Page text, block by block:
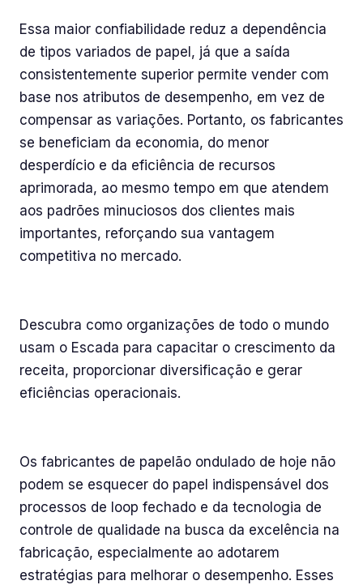
Essa maior confiabilidade reduz a dependência
de tipos variados de papel, já que a saída
consistentemente superior permite vender com
base nos atributos de desempenho, em vez de
compensar as variações. Portanto, os fabricantes
se beneficiam da economia, do menor
desperdício e da eficiência de recursos
aprimorada, ao mesmo tempo em que atendem
aos padrões minuciosos dos clientes mais
importantes, reforçando sua vantagem
competitiva no mercado.
Descubra como organizações de todo o mundo
usam o Escada para capacitar o crescimento da
receita, proporcionar diversificação e gerar
eficiências operacionais.
Os fabricantes de papelão ondulado de hoje não
podem se esquecer do papel indispensável dos
processos de loop fechado e da tecnologia de
controle de qualidade na busca da excelência na
fabricação, especialmente ao adotarem
estratégias para melhorar o desempenho. Esses